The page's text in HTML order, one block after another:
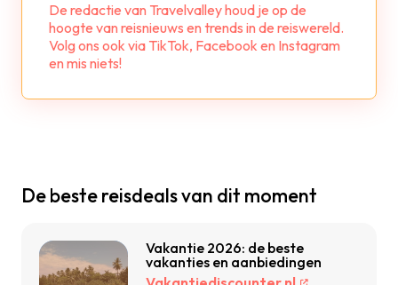
De redactie van Travelvalley houd je op de
hoogte van reisnieuws en trends in de reiswereld.
Volg ons ook via TikTok, Facebook en Instagram
en mis niets!
De beste reisdeals van dit moment
Vakantie 2026: de beste
vakanties en aanbiedingen